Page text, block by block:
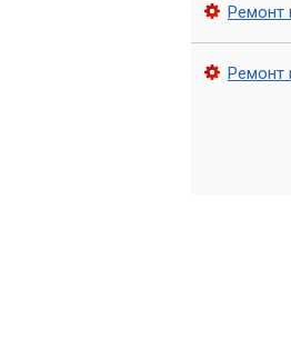
Ремонт
Ремонт